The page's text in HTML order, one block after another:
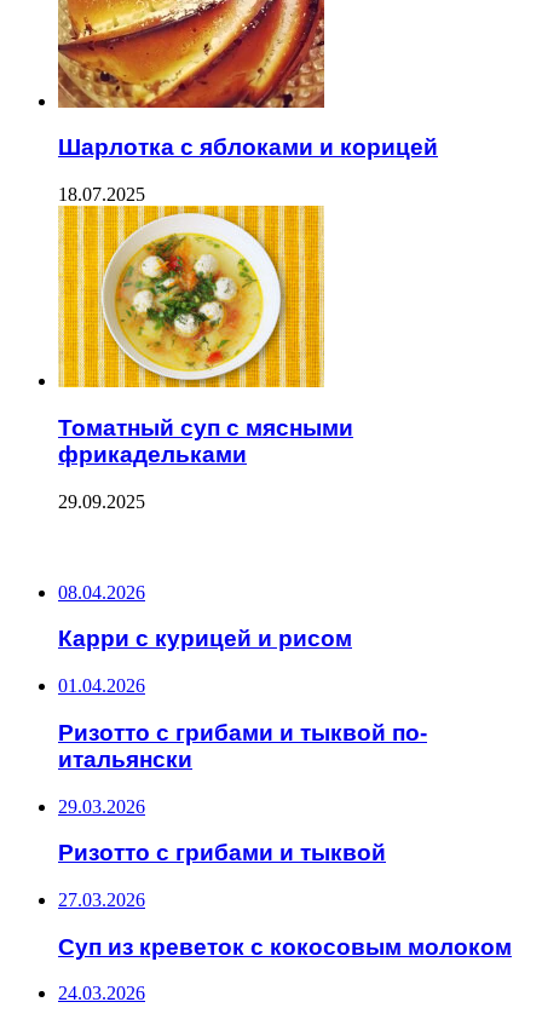
Шарлотка с яблоками и корицей
18.07.2025
Томатный суп с мясными
фрикадельками
29.09.2025
08.04.2026
Карри с курицей и рисом
01.04.2026
Ризотто с грибами и тыквой по-
итальянски
29.03.2026
Ризотто с грибами и тыквой
27.03.2026
Суп из креветок с кокосовым молоком
24.03.2026